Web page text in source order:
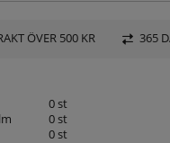
0 st
0 st
0 st
ÖVER 500 KR 365